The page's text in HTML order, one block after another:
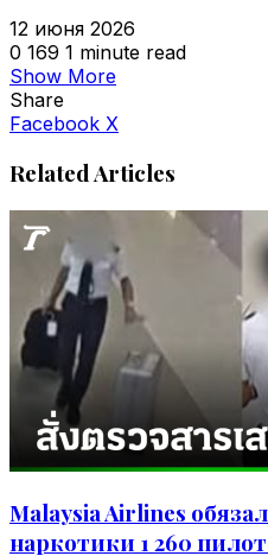
12 июня 2026
0 169 1 minute read
Show More
Share
Facebook X
Related Articles
Malaysia Airlines
наркотики 1 260